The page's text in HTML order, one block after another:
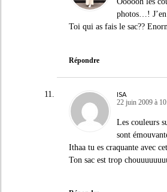
photos…! J’en
Toi qui as fais le sac??
Répondre
ISA
22 juin 2009 à
Les couleurs
sont
Ithaa tu es craquante avec
Ton sac est trop